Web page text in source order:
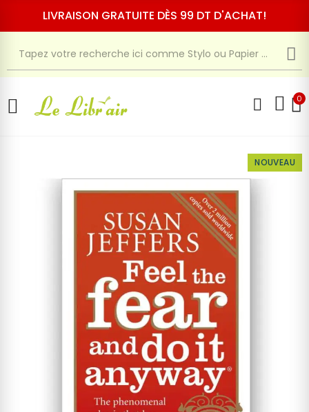
LIVRAISON GRATUITE DÈS 99 DT D'ACHAT!
0
NOUVEAU